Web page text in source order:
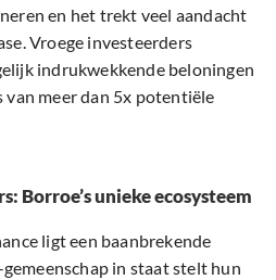
en het trekt veel aandacht
Vroege investeerders
indrukwekkende beloningen
meer dan 5x potentiële
Borroe’s unieke ecosysteem
ligt een baanbrekende
in staat stelt hun